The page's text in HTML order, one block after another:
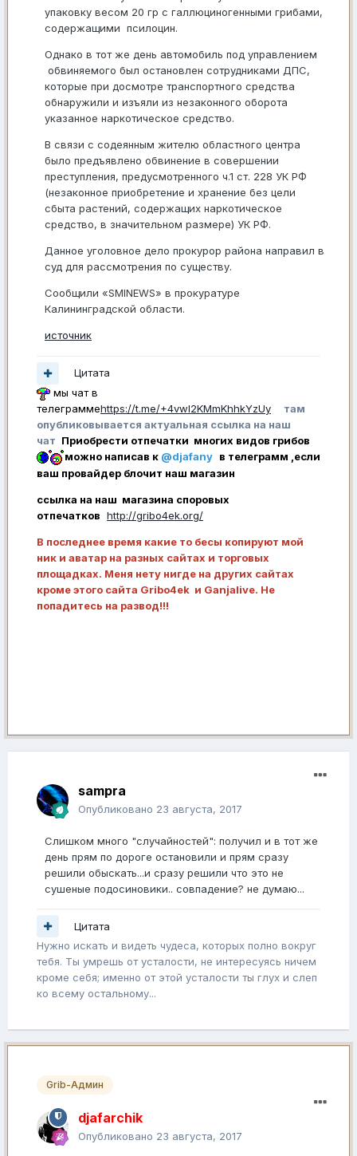
упаковку весом 20 гр с галлюциногенными грибами,
содержащими псилоцин.
Однако в тот же день автомобиль под управлением
обвиняемого был остановлен сотрудниками ДПС,
которые при досмотре транспортного средства
обнаружили и изъяли из незаконного оборота
указанное наркотическое средство.
В связи с содеянным жителю областного центра
было предъявлено обвинение в совершении
преступления, предусмотренного ч.1 ст. 228 УК РФ
(незаконное приобретение и хранение без цели
сбыта растений, содержащих наркотическое
средство, в значительном размере) УК РФ.
Данное уголовное дело прокурор района направил в
суд для рассмотрения по существу.
Сообщили «SMINEWS» в прокуратуре
Калининградской области.
источник
Цитата
мы чат в
телеграммеhttps://t.me/+4vwl2KMmKhhkYzUy
там
опубликовывается актуальная ссылка на наш
чат Приобрести отпечатки многих видов грибов
можно написав к @djafany в телеграмм ,если
ваш провайдер блочит наш магазин
ссылка на наш магазина споровых
отпечатков http://gribo4ek.org/
В последнее время какие то бесы копируют мой
ник и аватар на разных сайтах и торговых
площадках. Меня нету нигде на других сайтах
кроме этого сайта Gribo4ek и Ganjalive. Не
попадитесь на развод!!!
sampra
Опубликовано 23 августа, 2017
Слишком много "случайностей": получил и в тот же
день прям по дороге остановили и прям сразу
решили обыскать...и сразу решили что это не
сушеные подосиновики.. совпадение? не думаю...
Цитата
Нужно искать и видеть чудеса, которых полно вокруг
тебя. Ты умрешь от усталости, не интересуясь ничем
кроме себя; именно от этой усталости ты глух и слеп
ко всему остальному...
Grib-Админ
djafarchik
Опубликовано 23 августа, 2017